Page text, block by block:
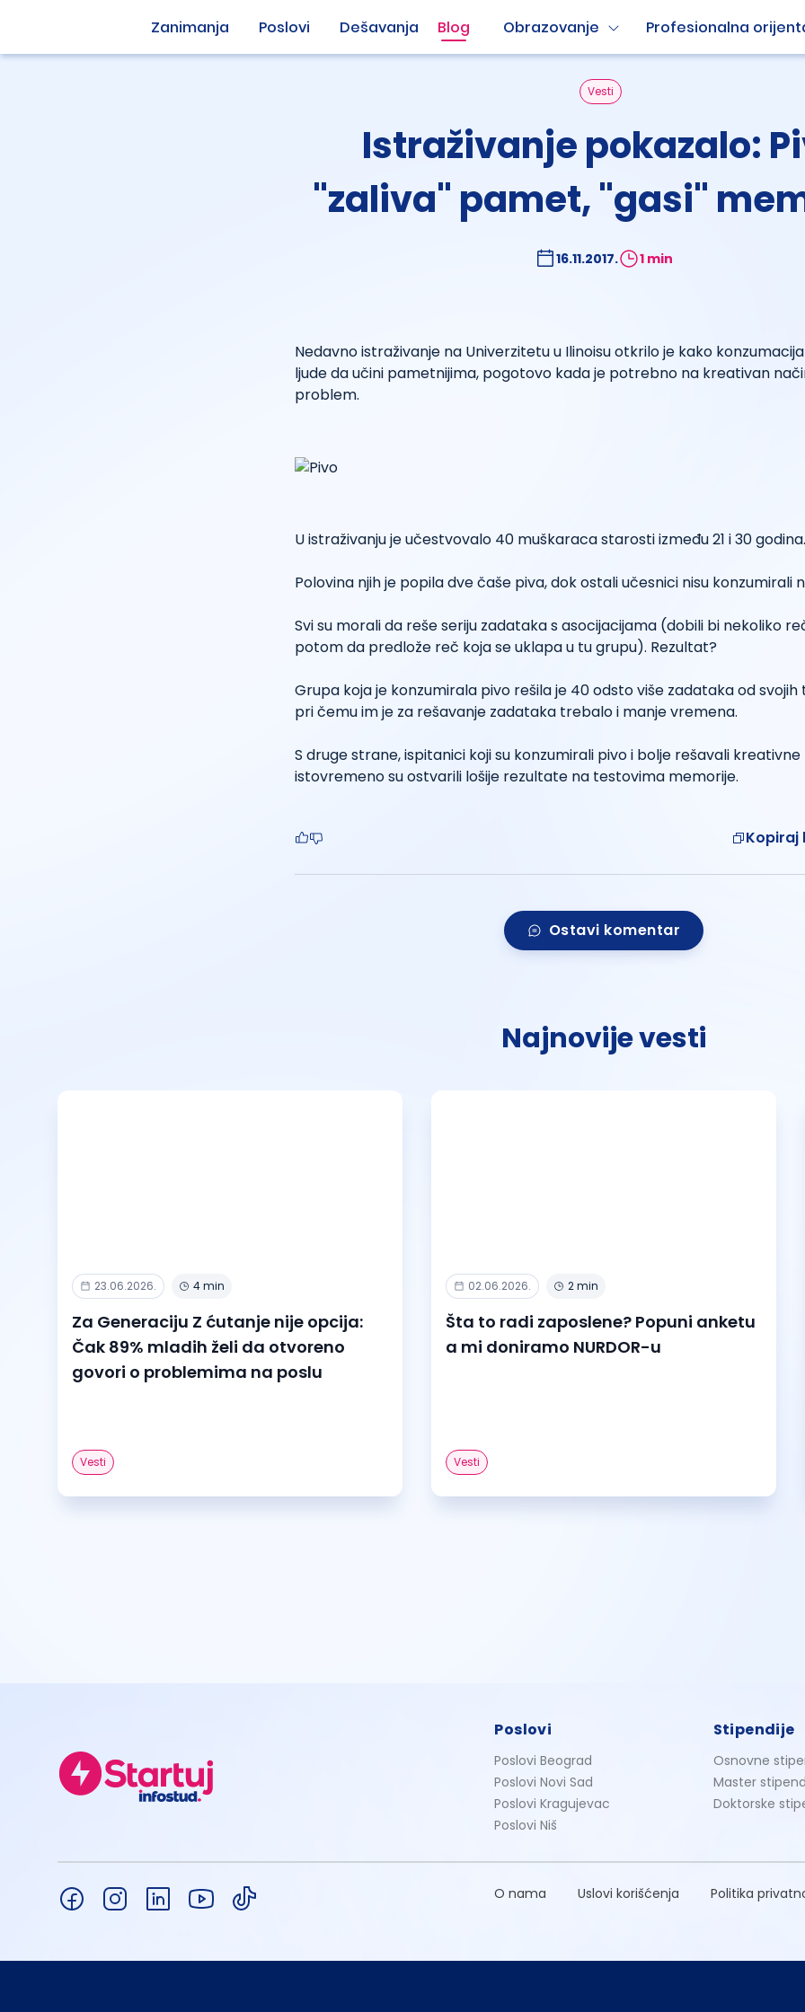
Zanimanja Poslovi Dešavanja Blog Obrazovanje Profesionalna
Vesti
Istraživanje pokazalo:
"zaliva" pamet, "gasi"
16.11.2017. 1 min
Nedavno istraživanje na Univerzitetu u Ilinoisu otkrilo je kako
ljude da učini pametnijima, pogotovo kada je potrebno na kreativan
problem.
U istraživanju je učestvovalo 40 muškaraca starosti između 21 i 30
Polovina njih je popila dve čaše piva, dok ostali učesnici nisu konzumirali
Svi su morali da reše seriju zadataka s asocijacijama (dobili bi nekoliko
potom da predlože reč koja se uklapa u tu grupu). Rezultat?
Grupa koja je konzumirala pivo rešila je 40 odsto više zadataka od svojih
pri čemu im je za rešavanje zadataka trebalo i manje vremena.
S druge strane, ispitanici koji su konzumirali pivo i bolje rešavali
istovremeno su ostvarili lošije rezultate na testovima memorije.
Kopiraj
Ostavi komentar
Najnovije vesti
23.06.2026. 4 min
Za Generaciju Z ćutanje nije opcija:
Čak 89% mladih želi da otvoreno
govori o problemima na poslu
Vesti
02.06.2026. 2 min
Šta to radi zaposlene? Popuni anketu
a mi doniramo NURDOR-u
Vesti
Poslovi
Poslovi Beograd
Poslovi Novi Sad
Poslovi Kragujevac
Poslovi Niš
Stipendije
Osnovne
Master
Doktorske
O nama Uslovi korišćenja Politika